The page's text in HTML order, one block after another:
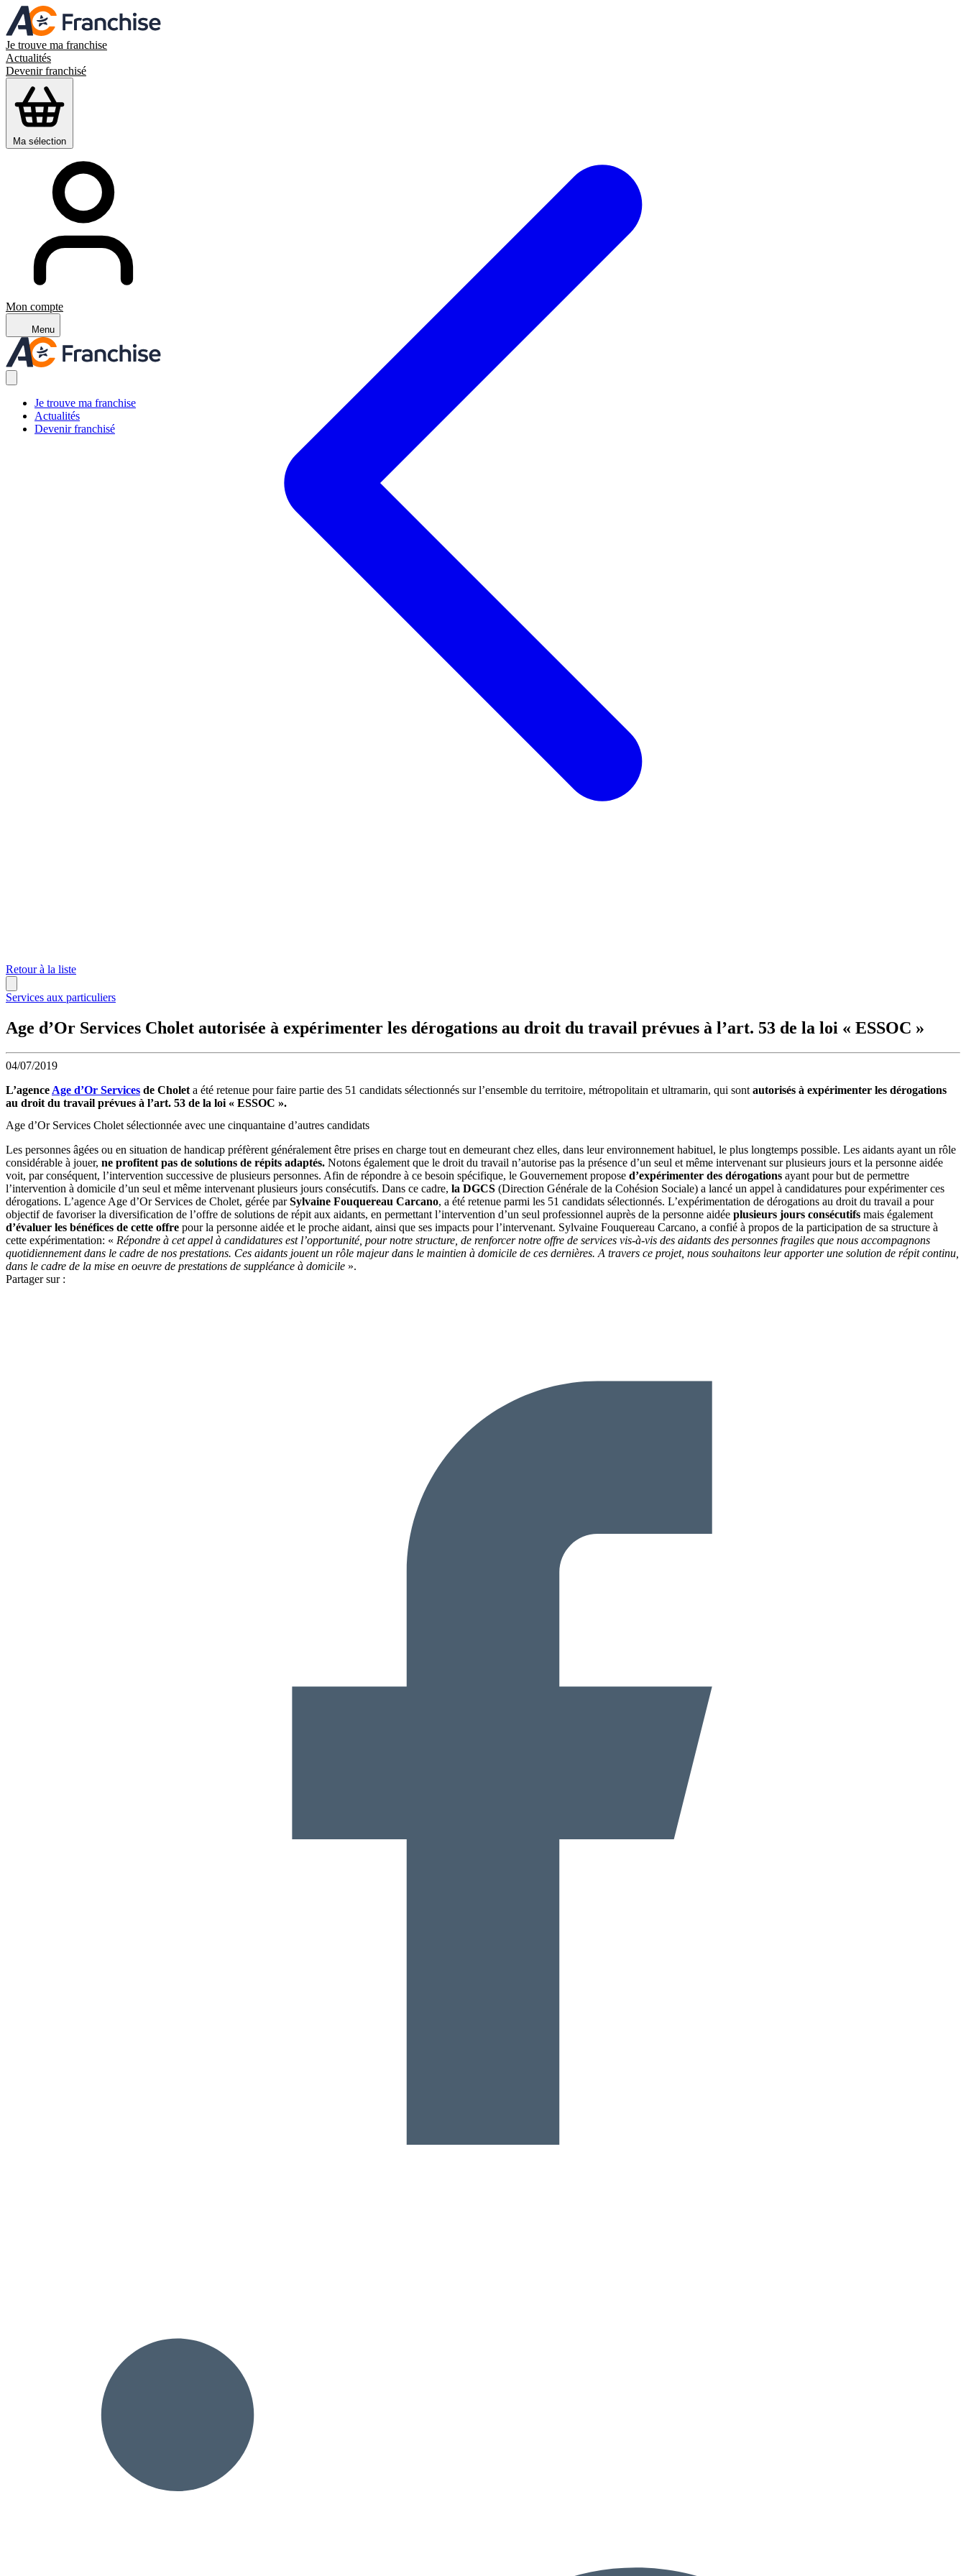
Je trouve ma franchise
Actualités
Devenir franchisé
Ma sélection
Mon compte
Menu
Je trouve ma franchise
Actualités
Devenir franchisé
Retour à la liste
Services aux particuliers
Age d’Or Services Cholet autorisée à expérimenter les dérogations au droit du travail prévues à l’art. 53 de la loi « ESSOC »
04/07/2019
L’agence Age d’Or Services de Cholet a été retenue pour faire partie des 51 candidats sélectionnés sur l’ensemble du territoire, métropolitain et ultramarin, qui sont autorisés à expérimenter les dérogations
au droit du travail prévues à l’art. 53 de la loi « ESSOC ».
Age d’Or Services Cholet sélectionnée avec une cinquantaine d’autres candidats
Les personnes âgées ou en situation de handicap préfèrent généralement être prises en charge tout en demeurant chez elles, dans leur environnement habituel, le plus longtemps possible. Les aidants ayant un rôle
considérable à jouer, ne profitent pas de solutions de répits adaptés. Notons également que le droit du travail n’autorise pas la présence d’un seul et même intervenant sur plusieurs jours et la personne aidée
voit, par conséquent, l’intervention successive de plusieurs personnes. Afin de répondre à ce besoin spécifique, le Gouvernement propose d’expérimenter des dérogations ayant pour but de permettre
l’intervention à domicile d’un seul et même intervenant plusieurs jours consécutifs. Dans ce cadre, la DGCS (Direction Générale de la Cohésion Sociale) a lancé un appel à candidatures pour expérimenter ces
dérogations. L’agence Age d’Or Services de Cholet, gérée parSylvaine Fouquereau Carcano, a été retenue parmi les 51 candidats sélectionnés. L’expérimentation de dérogations au droit du travail a pour
objectif de favoriser la diversification de l’offre de solutions de répit aux aidants, en permettant l’intervention d’un seul professionnel auprès de la personne aidée plusieurs jours consécutifs mais également
d’évaluer les bénéfices de cette offre pour la personne aidée et le proche aidant, ainsi que ses impacts pour l’intervenant. Sylvaine Fouquereau Carcano, a confié à propos de la participation de sa structure à
cette expérimentation: « Répondre à cet appel à candidatures est l’opportunité, pour notre structure, de renforcer notre offre de services vis-à-vis des aidants des personnes fragiles que nous accompagnons
quotidiennement dans le cadre de nos prestations. Ces aidants jouent un rôle majeur dans le maintien à domicile de ces dernières. A travers ce projet, nous souhaitons leur apporter une solution de répit continu,
dans le cadre de la mise en oeuvre de prestations de suppléance à domicile ».
Partager sur :